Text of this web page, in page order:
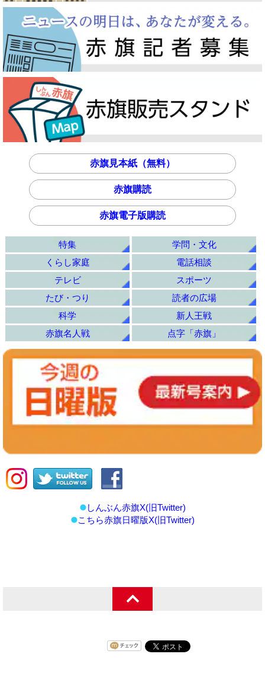
赤旗見本紙（無料）
赤旗購読
赤旗電子版購読
特集
学問・文化
くらし家庭
電話相談
テレビ
スポーツ
たび・つり
読者の広場
科学
新人王戦
赤旗名人戦
点字「赤旗」
しんぶん赤旗X(旧Twitter)
こちら赤旗日曜版X(旧Twitter)